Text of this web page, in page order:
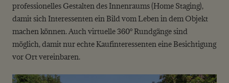
professionelles Gestalten des Innenraums (Home Staging),
damit sich Interessenten ein Bild vom Leben in dem Objekt
machen können. Auch virtuelle 360° Rundgänge sind
möglich, damit nur echte Kaufinteressenten eine Besichtigung
vor Ort vereinbaren.